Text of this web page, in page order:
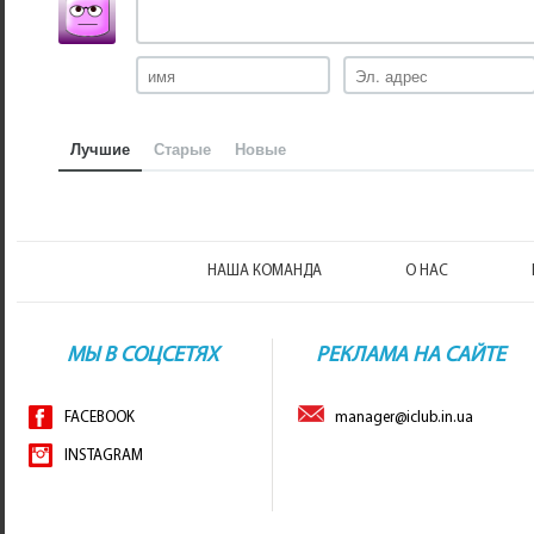
Лучшие Старые Новые
НАША КОМАНДА О НАС
МЫ В СОЦСЕТЯХ
FACEBOOK
INSTAGRAM
РЕКЛАМА НА САЙТЕ
manager@iclub.in.ua